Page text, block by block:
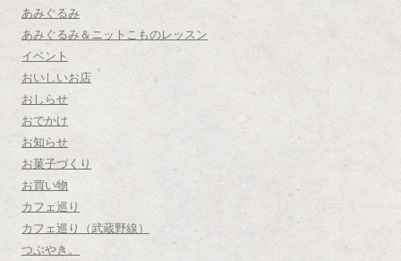
あみぐるみ
あみぐるみ＆ニットこものレッスン
イベント
おいしいお店
おしらせ
おでかけ
お知らせ
お菓子づくり
お買い物
カフェ巡り
カフェ巡り（武蔵野線）
つぶやき。